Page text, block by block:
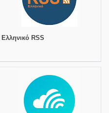
Ελληνικό RSS